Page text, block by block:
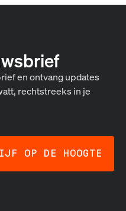
en ontvang updates
rechtstreeks in je